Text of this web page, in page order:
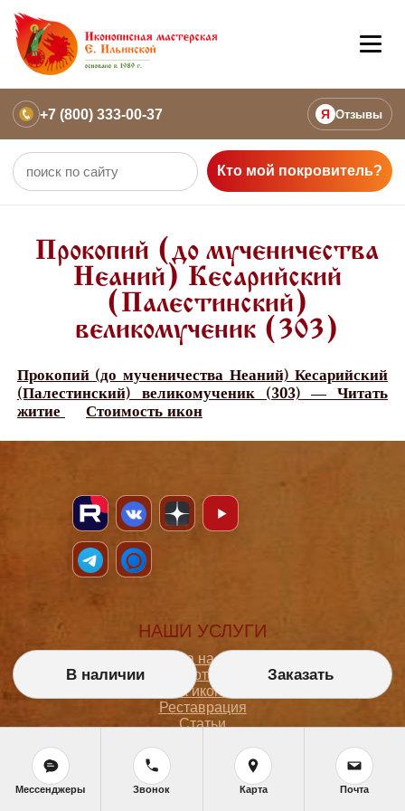
+7 (800) 333-00-37 Я Отзывы
Кто мой покровитель?
Прокопий (до мученичества
Неаний) Кесарийский
(Палестинский)
великомученик (303)
Прокопий (до мученичества Неаний) Кесарийский
(Палестинский) великомученик (303) — Читать
житие
Стоимость икон
НАШИ УСЛУГИ
Икона на заказ
Магазин готовых икон
Школа иконописи
Реставрация
Статьи
ПОКУПАТЕЛЮ
В наличии Заказать
Мессенджеры Звонок Карта Почта